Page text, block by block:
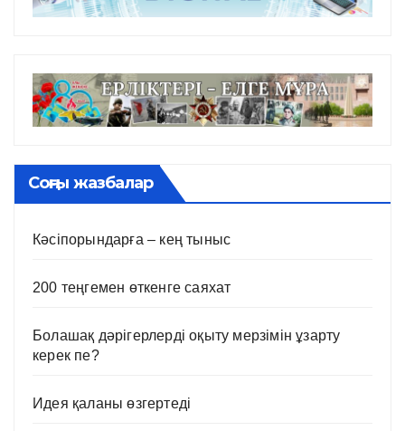
Соңғы жазбалар
Кәсіпорындарға – кең тыныс
200 теңгемен өткенге саяхат
Болашақ дәрігерлерді оқыту мерзімін ұзарту
керек пе?
Идея қаланы өзгертеді